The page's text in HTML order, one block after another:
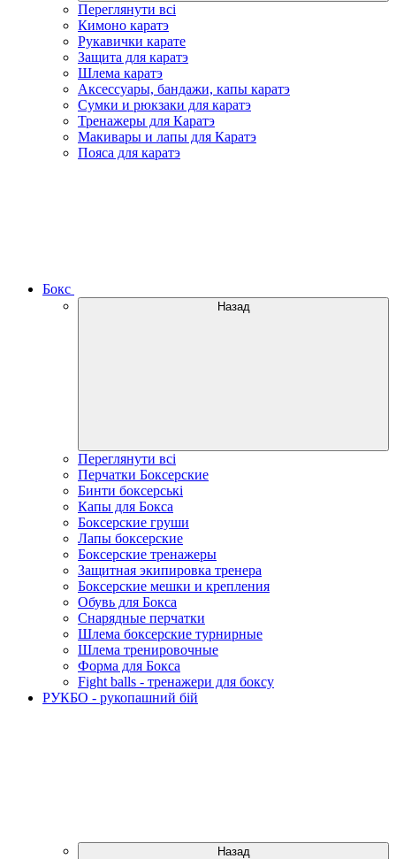
Переглянути всі
Кимоно каратэ
Рукавички карате
Защита для каратэ
Шлема каратэ
Аксессуары, бандажи, капы каратэ
Сумки и рюкзаки для каратэ
Тренажеры для Каратэ
Макивары и лапы для Каратэ
Пояса для каратэ
Бокс
Назад
Переглянути всі
Перчатки Боксерские
Бинти боксерські
Капы для Бокса
Боксерские груши
Лапы боксерские
Боксерские тренажеры
Защитная экипировка тренера
Боксерские мешки и крепления
Обувь для Бокса
Снарядные перчатки
Шлема боксерские турнирные
Шлема тренировочные
Форма для Бокса
Fight balls - тренажери для боксу
РУКБО - рукопашний бій
Назад